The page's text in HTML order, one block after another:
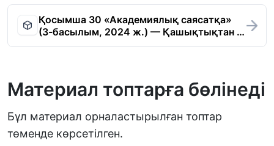
Қосымша 30 «Академиялық саясатқа»
(3-басылым, 2024 ж.) — Қашықтықтан …
Материал топтарға бөлінеді
Бұл материал орналастырылған топтар
төменде көрсетілген.